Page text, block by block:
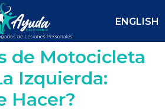
ENGLISH
de Motocicleta
Izquierda:
Hacer?